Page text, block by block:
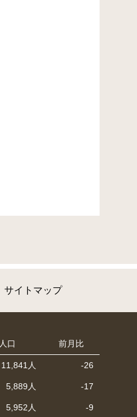
サイトマップ
人口 前月比
11,841人 -26
5,889人 -17
5,952人 -9